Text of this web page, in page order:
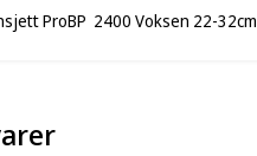
ProBP 2400 Voksen 22-32cm